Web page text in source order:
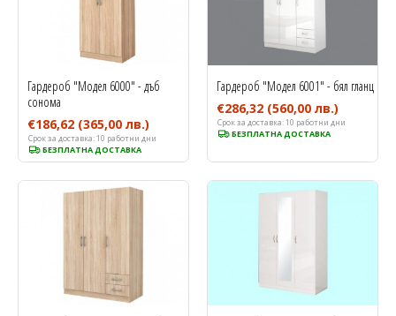
Срок за доставка:10 работни дни
БЕЗПЛАТНА ДОСТАВКА
Гардероб "Модел 6000" - дъб
сонома
€186,62 (365,00 лв.) Срок за доставка:10 работни дни
БЕЗПЛАТНА ДОСТАВКА
Гардероб "Модел 6001" - бял гланц
€286,32 (560,00 лв.)